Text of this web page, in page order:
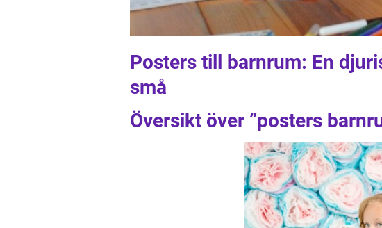
Posters till barnrum: En
små
Översikt över ”posters